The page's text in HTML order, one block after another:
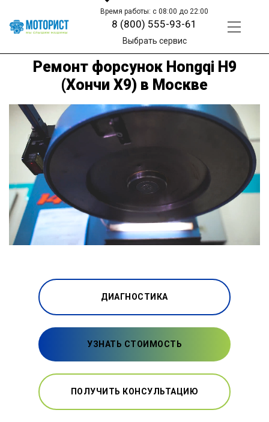
Время работы: с 08:00 до 22:00
8 (800) 555-93-61
Выбрать сервис
Ремонт форсунок Hongqi H9
(Хончи Х9) в Москве
ДИАГНОСТИКА
УЗНАТЬ СТОИМОСТЬ
ПОЛУЧИТЬ КОНСУЛЬТАЦИЮ